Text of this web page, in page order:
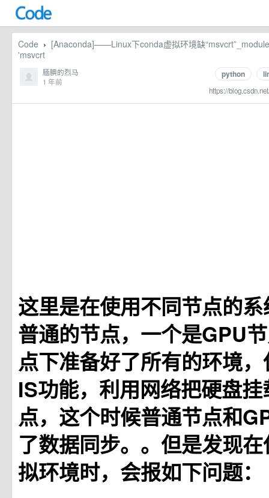
Code ›
[Anaconda]——Linux下conda虚拟环境缺
'msvcrt
python
https://
腼腆的烈马
1 年前
这里是在使用不同节点的
普通的节点，一个是GPU
点下准备好了所有的环境
IS功能，利用网络把硬盘
点，这个时候普通节点和
了数据同步。。但是发现
拟环境时，会报如下问题：